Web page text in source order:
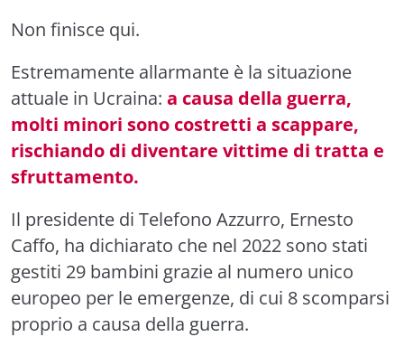
Non finisce qui.
Estremamente allarmante è la situazione
attuale in Ucraina: a causa della guerra,
molti minori sono costretti a scappare,
rischiando di diventare vittime di tratta e
sfruttamento.
Il presidente di Telefono Azzurro, Ernesto
Caffo, ha dichiarato che nel 2022 sono stati
gestiti 29 bambini grazie al numero unico
europeo per le emergenze, di cui 8 scomparsi
proprio a causa della guerra.